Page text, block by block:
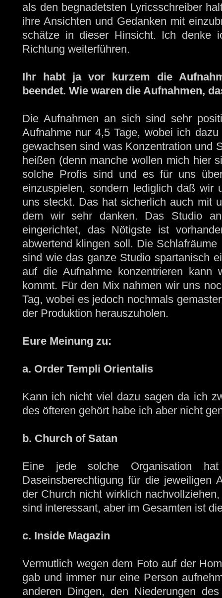
als den begnadetsten Lyricsschreiber
ihre Ansichten und Gedanken mit
schätze in dieser Hinsicht. Ich denke
Richtung weiterführen.
Ihr habt ja vor kurzem die
beendet. Wie waren die Aufnahmen,
Die Aufnahmen an sich sind sehr
Aufnahme nur 4,5 Tage, wobei ich
gewachsen sind was Konzentration und
heißen (denn manche wollen mich hier
solche Profis sind und es für uns
einzuspielen, sondern lediglich daß
uns steckt. Das hat sicherlich auch mit
dem wir sehr danken. Das Studio
eingerichtet, das Nötigste ist
abwertend klingen soll. Die
sind wie das ganze Studio spartanisch
auf die Aufnahme konzentrieren
kommt. Für den Mix nahmen wir uns
Tag, wobei es jedoch nochmals
der Produktion herauszuholen.
Eure Meinung zu:
a. Order Templi Orientalis
Kann ich nicht viel dazu sagen da ich
des öfteren gehört habe ich aber nicht
b. Church of Satan
Eine jede solche Organisation
Daseinsberechtigung für die jeweiligen
der Church nicht wirklich
sind interessant, aber im Gesamten ist
c. Inside Magazin
Vermutlich wegen dem Foto auf der
gab und immer nur eine Person
anderen Dingen, den Niederungen